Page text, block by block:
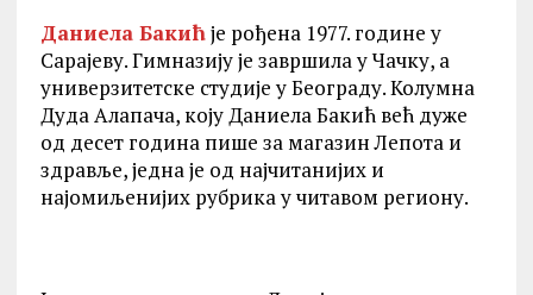
Даниела Бакићје рођена 1977. године у
Сарајеву. Гимназију је завршила у Чачку, а
универзитетске студије у Београду. Колумна
Дуда Алапача, коју Даниела Бакић већ дуже
од десет година пише за магазин Лепота и
здравље, једна је од најчитанијих и
најомиљенијих рубрика у читавом региону.